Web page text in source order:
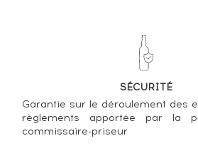
SÉCURITÉ
Garantie sur le déroulement des
règlements apportée par la
commissaire-priseur